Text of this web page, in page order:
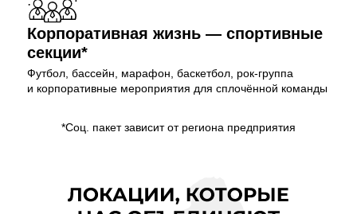
Корпоративная жизнь — спортивные
секции*
Футбол, бассейн, марафон, баскетбол, рок-группа
и корпоративные мероприятия для сплочённой команды
*Соц. пакет зависит от региона предприятия